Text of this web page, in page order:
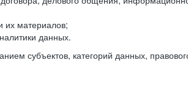
их материалов;
данных.
субъектов, категорий данных,